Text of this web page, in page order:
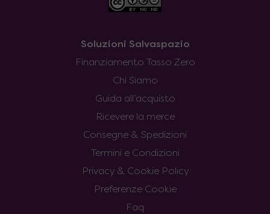
Soluzioni Salvaspazio
Finanziamento Tasso Zero
Chi Siamo
Guida all’acquisto
Ricevere la merce
Consegne & Spedizioni
Termini e Condizioni
Privacy & Cookie Policy
Preferenze Cookie
Faq